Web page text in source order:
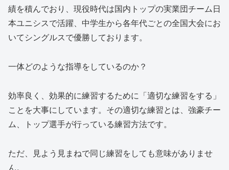
績を積んでおり、現役時代は国内トップの実業団チーム日
本ユニシスで活躍、中学生から各年代ごとの全国大会にお
いてシングルスで優勝しております。
一体どのような指導をしているのか？
効率良く、効果的に練習するために「適切な練習をする」
ことを大事にしています。その適切な練習とは、強豪チー
ム、トップ選手が行っている練習方法です。
ただ、見よう見まねで同じ練習をしても意味がありませ
ん。